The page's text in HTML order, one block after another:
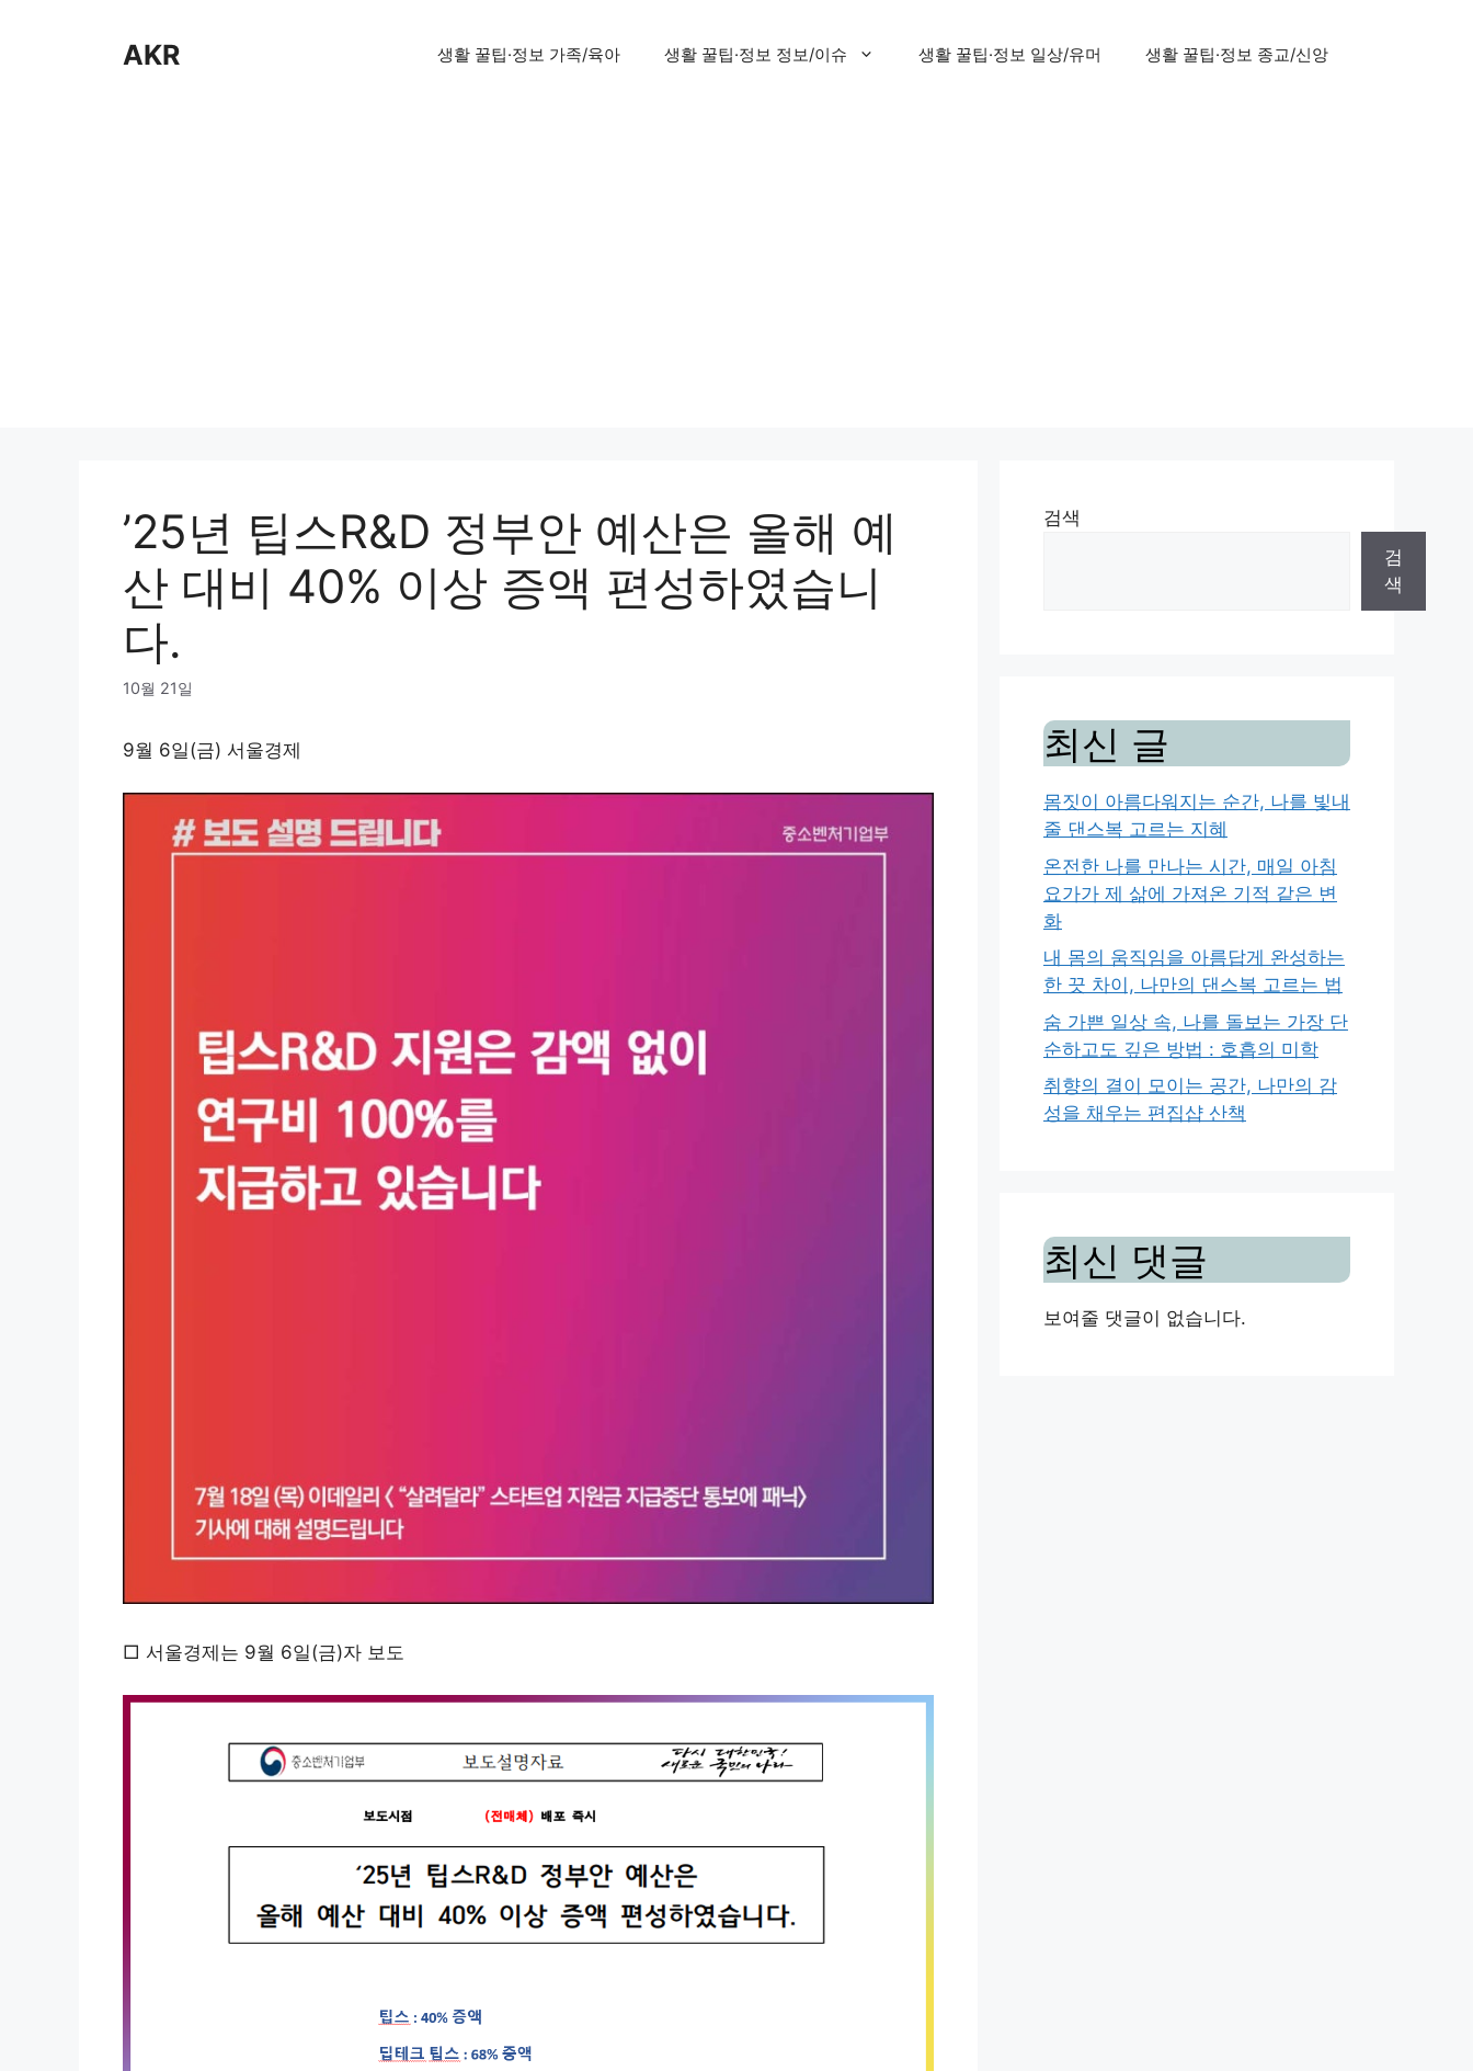
AKR 생활 꿀팁·정보 가족/육아 생활 꿀팁·정보 정보/이슈 생활 꿀팁·정보 일상/유머 생활 꿀팁·정보 종교/신앙
’25년 팁스R&D 정부안 예산은 올해 예
산 대비 40% 이상 증액 편성하였습니
다.
10월 21일
9월 6일(금) 서울경제
□ 서울경제는 9월 6일(금)자 보도
검색
검
색
최신 글
몸짓이 아름다워지는 순간, 나를 빛내
줄 댄스복 고르는 지혜
온전한 나를 만나는 시간, 매일 아침
요가가 제 삶에 가져온 기적 같은 변
화
내 몸의 움직임을 아름답게 완성하는
한 끗 차이, 나만의 댄스복 고르는 법
숨 가쁜 일상 속, 나를 돌보는 가장 단
순하고도 깊은 방법 : 호흡의 미학
취향의 결이 모이는 공간, 나만의 감
성을 채우는 편집샵 산책
최신 댓글
보여줄 댓글이 없습니다.